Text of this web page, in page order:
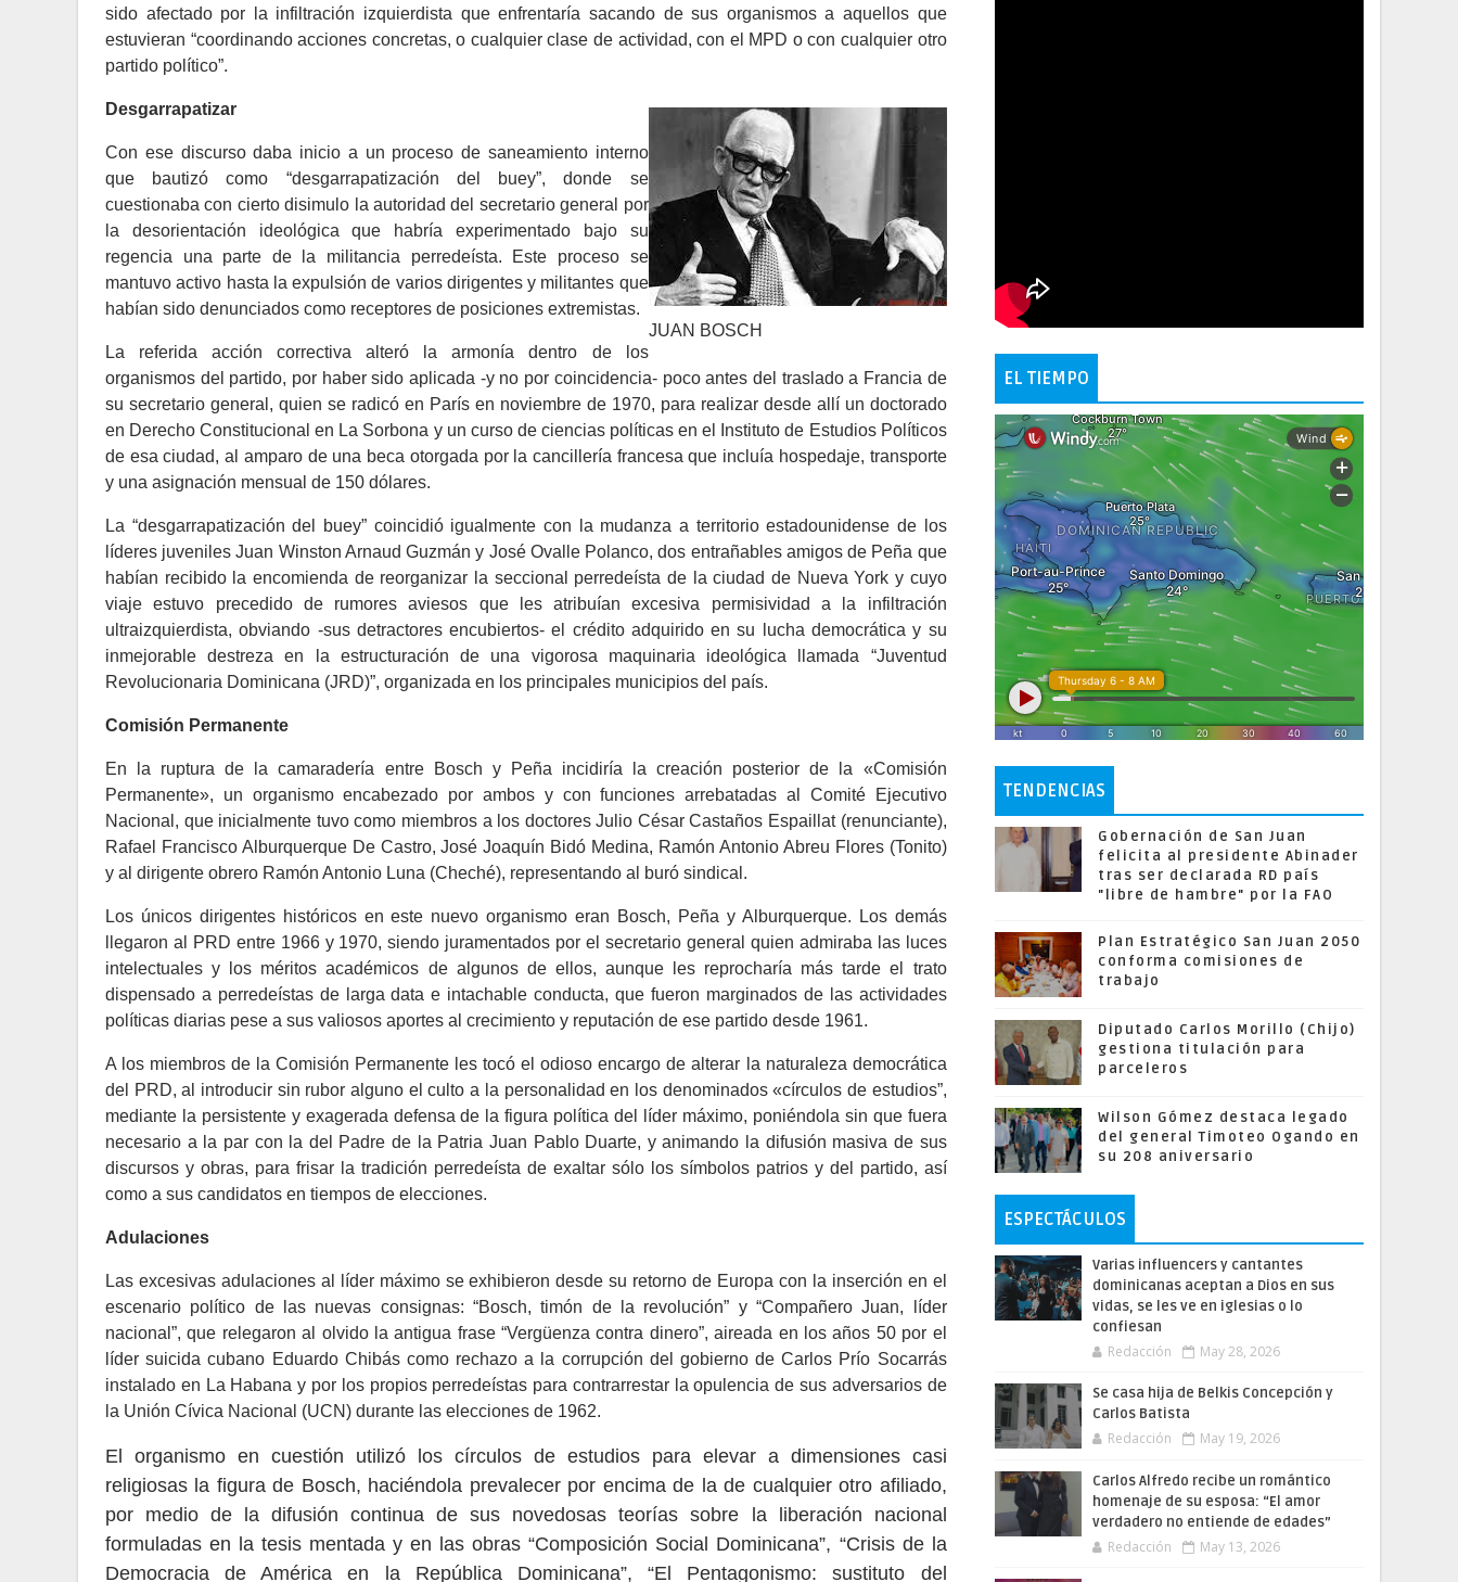
sido afectado por la infiltración izquierdista que enfrentaría sacando de sus organismos a aquellos que
estuvieran “coordinando acciones concretas, o cualquier clase de actividad, con el MPD o con cualquier otro
partido político”.
JUAN BOSCH
Desgarrapatizar
Con ese discurso daba inicio a un proceso de saneamiento interno
que bautizó como “desgarrapatización del buey”, donde se
cuestionaba con cierto disimulo la autoridad del secretario general por
la desorientación ideológica que habría experimentado bajo su
regencia una parte de la militancia perredeísta. Este proceso se
mantuvo activo hasta la expulsión de varios dirigentes y militantes que
habían sido denunciados como receptores de posiciones extremistas.
La referida acción correctiva alteró la armonía dentro de los
organismos del partido, por haber sido aplicada -y no por coincidencia- poco antes del traslado a Francia de
su secretario general, quien se radicó en París en noviembre de 1970, para realizar desde allí un doctorado
en Derecho Constitucional en La Sorbona y un curso de ciencias políticas en el Instituto de Estudios Políticos
de esa ciudad, al amparo de una beca otorgada por la cancillería francesa que incluía hospedaje, transporte
y una asignación mensual de 150 dólares.
La “desgarrapatización del buey” coincidió igualmente con la mudanza a territorio estadounidense de los
líderes juveniles Juan Winston Arnaud Guzmán y José Ovalle Polanco, dos entrañables amigos de Peña que
habían recibido la encomienda de reorganizar la seccional perredeísta de la ciudad de Nueva York y cuyo
viaje estuvo precedido de rumores aviesos que les atribuían excesiva permisividad a la infiltración
ultraizquierdista, obviando -sus detractores encubiertos- el crédito adquirido en su lucha democrática y su
inmejorable destreza en la estructuración de una vigorosa maquinaria ideológica llamada “Juventud
Revolucionaria Dominicana (JRD)”, organizada en los principales municipios del país.
Comisión Permanente
En la ruptura de la camaradería entre Bosch y Peña incidiría la creación posterior de la «Comisión
Permanente», un organismo encabezado por ambos y con funciones arrebatadas al Comité Ejecutivo
Nacional, que inicialmente tuvo como miembros a los doctores Julio César Castaños Espaillat (renunciante),
Rafael Francisco Alburquerque De Castro, José Joaquín Bidó Medina, Ramón Antonio Abreu Flores (Tonito)
y al dirigente obrero Ramón Antonio Luna (Cheché), representando al buró sindical.
Los únicos dirigentes históricos en este nuevo organismo eran Bosch, Peña y Alburquerque. Los demás
llegaron al PRD entre 1966 y 1970, siendo juramentados por el secretario general quien admiraba las luces
intelectuales y los méritos académicos de algunos de ellos, aunque les reprocharía más tarde el trato
dispensado a perredeístas de larga data e intachable conducta, que fueron marginados de las actividades
políticas diarias pese a sus valiosos aportes al crecimiento y reputación de ese partido desde 1961.
A los miembros de la Comisión Permanente les tocó el odioso encargo de alterar la naturaleza democrática
del PRD, al introducir sin rubor alguno el culto a la personalidad en los denominados «círculos de estudios”,
mediante la persistente y exagerada defensa de la figura política del líder máximo, poniéndola sin que fuera
necesario a la par con la del Padre de la Patria Juan Pablo Duarte, y animando la difusión masiva de sus
discursos y obras, para frisar la tradición perredeísta de exaltar sólo los símbolos patrios y del partido, así
como a sus candidatos en tiempos de elecciones.
Adulaciones
Las excesivas adulaciones al líder máximo se exhibieron desde su retorno de Europa con la inserción en el
escenario político de las nuevas consignas: “Bosch, timón de la revolución” y “Compañero Juan, líder
nacional”, que relegaron al olvido la antigua frase “Vergüenza contra dinero”, aireada en los años 50 por el
líder suicida cubano Eduardo Chibás como rechazo a la corrupción del gobierno de Carlos Prío Socarrás
instalado en La Habana y por los propios perredeístas para contrarrestar la opulencia de sus adversarios de
la Unión Cívica Nacional (UCN) durante las elecciones de 1962.
El organismo en cuestión utilizó los círculos de estudios para elevar a dimensiones casi
religiosas la figura de Bosch, haciéndola prevalecer por encima de la de cualquier otro afiliado,
por medio de la difusión continua de sus novedosas teorías sobre la liberación nacional
formuladas en la tesis mentada y en las obras “Composición Social Dominicana”, “Crisis de la
Democracia de América en la República Dominicana”, “El Pentagonismo: sustituto del
EL TIEMPO
TENDENCIAS
Gobernación de San Juan
felicita al presidente Abinader
tras ser declarada RD país
"libre de hambre" por la FAO
Plan Estratégico San Juan 2050
conforma comisiones de
trabajo
Diputado Carlos Morillo (Chijo)
gestiona titulación para
parceleros
Wilson Gómez destaca legado
del general Timoteo Ogando en
su 208 aniversario
ESPECTÁCULOS
Varias influencers y cantantes
dominicanas aceptan a Dios en sus
vidas, se les ve en iglesias o lo
confiesan
Redacción May 28, 2026
Se casa hija de Belkis Concepción y
Carlos Batista
Redacción May 19, 2026
Carlos Alfredo recibe un romántico
homenaje de su esposa: “El amor
verdadero no entiende de edades”
Redacción May 13, 2026